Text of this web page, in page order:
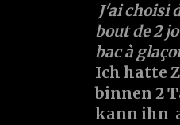
J'ai choisi
bout de 2
bac à
Ich hatte
binnen 2
kann ihn